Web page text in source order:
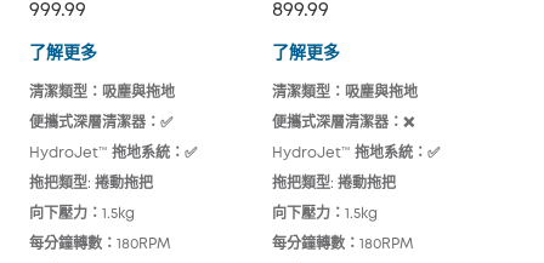
999.99
了解更多Omni E28
清潔類型：吸塵與拖地
便攜式深層清潔器：✅
HydroJet™ 拖地系統：✅
拖把類型: 捲動拖把
向下壓力：1.5kg
每分鐘轉數：180RPM
899.99
了解更多Omni E25
清潔類型：吸塵與拖地
便攜式深層清潔器：❌
HydroJet™ 拖地系統：✅
拖把類型: 捲動拖把
向下壓力：1.5kg
每分鐘轉數：180RPM